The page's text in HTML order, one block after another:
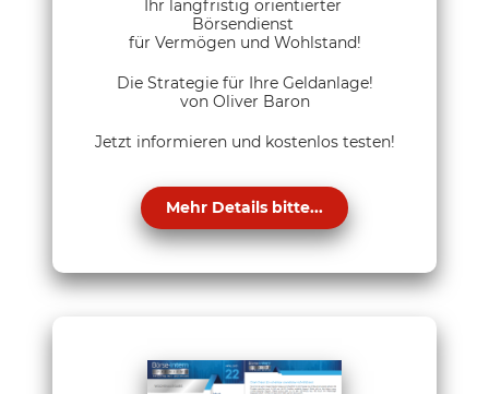
Ihr langfristig orientierter
Börsendienst
für Vermögen und Wohlstand!
Die Strategie für Ihre Geldanlage!
von Oliver Baron
Jetzt informieren und kostenlos testen!
Mehr Details bitte...